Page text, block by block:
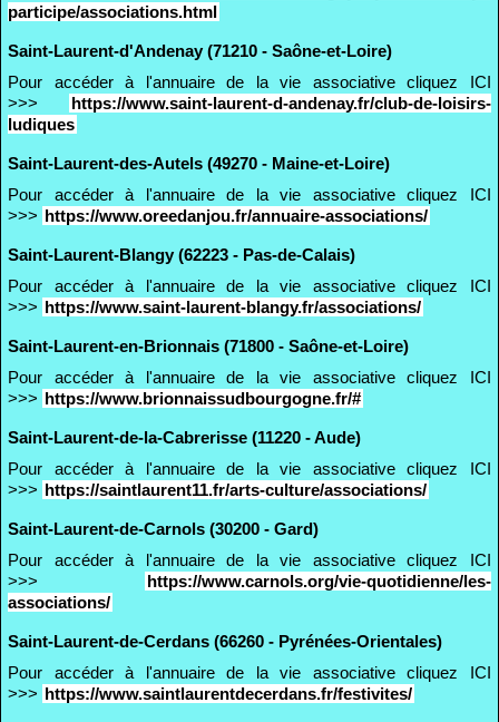
participe/associations.html
Saint-Laurent-d'Andenay (71210 - Saône-et-Loire)
Pour accéder à l'annuaire de la vie associative cliquez ICI
>>>
https://www.saint-laurent-d-andenay.fr/club-de-loisirs-
ludiques
Saint-Laurent-des-Autels (49270 - Maine-et-Loire)
Pour accéder à l'annuaire de la vie associative cliquez ICI
>>> https://www.oreedanjou.fr/annuaire-associations/
Saint-Laurent-Blangy (62223 - Pas-de-Calais)
Pour accéder à l'annuaire de la vie associative cliquez ICI
>>> https://www.saint-laurent-blangy.fr/associations/
Saint-Laurent-en-Brionnais (71800 - Saône-et-Loire)
Pour accéder à l'annuaire de la vie associative cliquez ICI
>>> https://www.brionnaissudbourgogne.fr/#
Saint-Laurent-de-la-Cabrerisse (11220 - Aude)
Pour accéder à l'annuaire de la vie associative cliquez ICI
>>> https://saintlaurent11.fr/arts-culture/associations/
Saint-Laurent-de-Carnols (30200 - Gard)
Pour accéder à l'annuaire de la vie associative cliquez ICI
>>>
https://www.carnols.org/vie-quotidienne/les-
associations/
Saint-Laurent-de-Cerdans (66260 - Pyrénées-Orientales)
Pour accéder à l'annuaire de la vie associative cliquez ICI
>>> https://www.saintlaurentdecerdans.fr/festivites/